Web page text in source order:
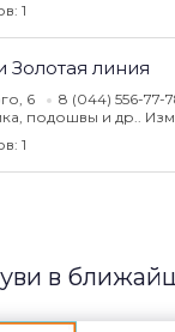
1
Золотая линия
6 8 (044) 556-77-
подошвы и др..
1
в